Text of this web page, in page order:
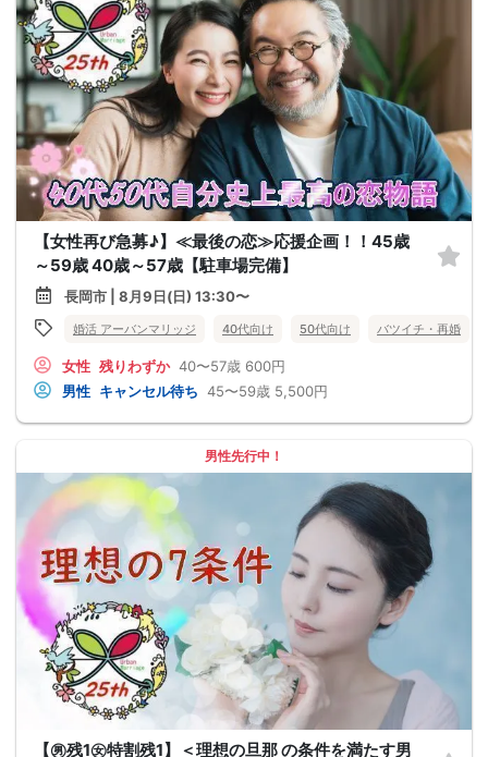
【女性再び急募♪】≪最後の恋≫応援企画！！45歳
～59歳 40歳～57歳【駐車場完備】
長岡市 | 8月9日(日) 13:30〜
婚活 アーバンマリッジ 40代向け 50代向け バツイチ・再婚
女性 残りわずか 40〜57歳 600円
男性 キャンセル待ち 45〜59歳 5,500円
男性先行中！
【㊚残1㊛特割残1】＜理想の旦那 の条件を満たす男